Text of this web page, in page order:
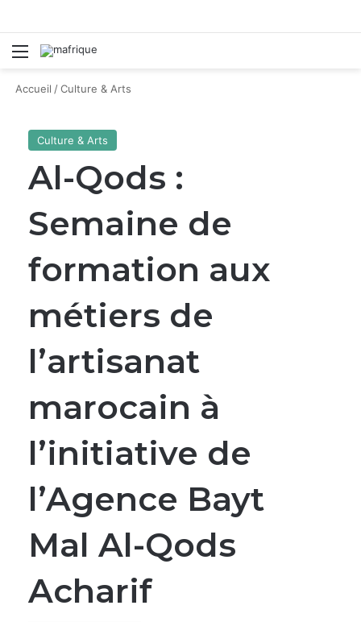
Menu
Accueil /Culture & Arts
Culture & Arts
Al-Qods :
Semaine de
formation aux
métiers de
l’artisanat
marocain à
l’initiative de
l’Agence Bayt
Mal Al-Qods
Acharif